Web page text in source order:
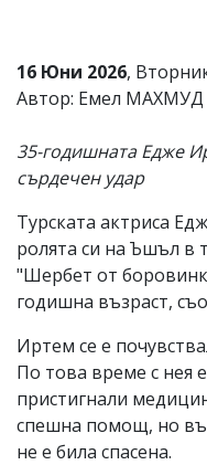
от
читателите
и
не
носи
отговорност
тях!
Ако
откриете
обиден
за
коментар,
моля
сигнализирайте
ни!
16 Юни 2026,
Автор: Емел МАХМУД
35-годишната Едже
сърдечен удар
Турската актриса
ролята си на Ъшъл в
"Шербет от
годишна възраст,
Иртем се е
По това време с нея
пристигнали
спешна помощ, но
не е била спасена.